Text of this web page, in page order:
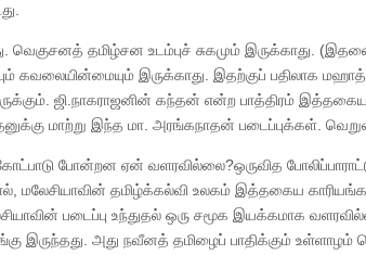
தமிழ்சன உடம்புச் சுகமும் இருக்காது.
கவலையின்மையும் இருக்காது. இதற்குப் பதிலாக
ஜி.நாகராஜனின் கந்தன் என்ற பாத்திரம்
மாற்று இந்த மா. அரங்கநாதன் படைப்புக்கள்.
போன்றன ஏன் வளரவில்லை?ஒருவித
மலேசியாவின் தமிழ்க்கல்வி உலகம் இத்தகைய
படைப்பு உந்துதல் ஒரு சமூக இயக்கமாக
இருந்தது. அது நவீனத் தமிழைப் பாதிக்கும்